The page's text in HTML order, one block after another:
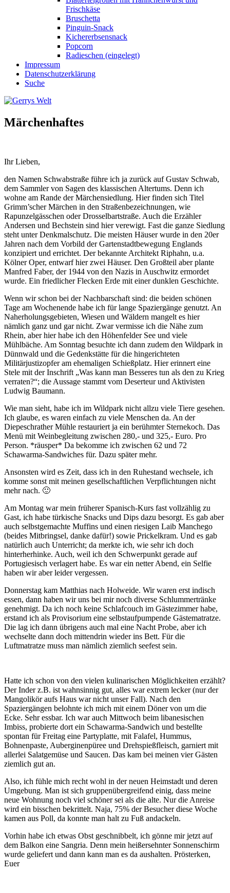
Frischkäse
Bruschetta
Pinguin-Snack
Kichererbsensnack
Popcorn
Radieschen (eingelegt)
Impressum
Datenschutzerklärung
Suche
Märchenhaftes
Ihr Lieben,
den Namen Schwabstraße führe ich ja zurück auf Gustav Schwab,
dem Sammler von Sagen des klassischen Altertums. Denn ich
wohne am Rande der Märchensiedlung. Hier finden sich Titel
Grimm’scher Märchen in den Straßenbezeichnungen, wie
Rapunzelgässchen oder Drosselbartstraße. Auch die Erzähler
Andersen und Bechstein sind hier verewigt. Fast die ganze Siedlung
steht unter Denkmalschutz. Die meisten Häuser wurde in den 20er
Jahren nach dem Vorbild der Gartenstadtbewegung Englands
konzipiert und errichtet. Der bekannte Architekt Riphahn, u.a.
Kölner Oper, entwarf hier zwei Häuser. Den Großteil aber plante
Manfred Faber, der 1944 von den Nazis in Auschwitz ermordet
wurde. Ein friedlicher Flecken Erde mit einer dunklen Geschichte.
Wenn wir schon bei der Nachbarschaft sind: die beiden schönen
Tage am Wochenende habe ich für lange Spaziergänge genutzt. An
Naherholungsgebieten, Wiesen und Wäldern mangelt es hier
nämlich ganz und gar nicht. Zwar vermisse ich die Nähe zum
Rhein, aber hier habe ich den Höhenfelder See und viele
Mühlbäche. Am Sonntag besuchte ich dann zudem den Wildpark in
Dünnwald und die Gedenkstätte für die hingerichteten
Militärjustizopfer am ehemaligen Schießplatz. Hier erinnert eine
Stele mit der Inschrift „Was kann man Besseres tun als den zu Krieg
verraten?“; die Aussage stammt vom Deserteur und Aktivisten
Ludwig Baumann.
Wie man sieht, habe ich im Wildpark nicht allzu viele Tiere gesehen.
Ich glaube, es waren einfach zu viele Menschen da. An der
Diepeschrather Mühle restauriert ja ein berühmter Sternekoch. Das
Menü mit Weinbegleitung zwischen 280,- und 325,- Euro. Pro
Person. *räusper* Da bekomme ich zwischen 62 und 72
Schawarma-Sandwiches für. Dazu später mehr.
Ansonsten wird es Zeit, dass ich in den Ruhestand wechsele, ich
komme sonst mit meinen gesellschaftlichen Verpflichtungen nicht
mehr nach. 🙂
Am Montag war mein früherer Spanisch-Kurs fast vollzählig zu
Gast, ich habe türkische Snacks und Dips dazu besorgt. Es gab aber
auch selbstgemachte Muffins und einen riesigen Laib Manchego
(beides Mitbringsel, danke dafür!) sowie Prickelkram. Und es gab
natürlich auch Unterricht; da merkte ich, wie sehr ich doch
hinterherhinke. Auch, weil ich den Schwerpunkt gerade auf
Portugiesisch verlagert habe. Es war ein netter Abend, ein Selfie
haben wir aber leider vergessen.
Donnerstag kam Matthias nach Holweide. Wir waren erst indisch
essen, dann haben wir uns bei mir noch diverse Schlummertränke
genehmigt. Da ich noch keine Schlafcouch im Gästezimmer habe,
erstand ich als Provisorium eine selbstaufpumpende Gästematratze.
Die lag ich dann übrigens auch mal eine Nacht Probe, aber ich
wechselte dann doch mittendrin wieder ins Bett. Für die
Luftmatratze muss man nämlich ziemlich seefest sein.
Hatte ich schon von den vielen kulinarischen Möglichkeiten erzählt?
Der Inder z.B. ist wahnsinnig gut, alles war extrem lecker (nur der
Mangolikör aufs Haus war nicht unser Fall). Nach den
Spaziergängen belohnte ich mich mit einem Döner von um die
Ecke. Sehr essbar. Ich war auch Mittwoch beim libanesischen
Imbiss, probierte dort ein Schawarma-Sandwich und bestellte
spontan für Freitag eine Partyplatte, mit Falafel, Hummus,
Bohnenpaste, Auberginenpüree und Drehspießfleisch, garniert mit
allerlei Salatgemüse und Saucen. Das kam bei meinen vier Gästen
ziemlich gut an.
Also, ich fühle mich recht wohl in der neuen Heimstadt und deren
Umgebung. Man ist sich gruppenübergreifend einig, dass meine
neue Wohnung noch viel schöner sei als die alte. Nur die Anreise
wird ein bisschen bekrittelt. Naja, 75% der Besucher diese Woche
kamen aus Poll, da konnte man halt zu Fuß andackeln.
Vorhin habe ich etwas Obst geschnibbelt, ich gönne mir jetzt auf
dem Balkon eine Sangria. Denn mein heißersehnter Sonnenschirm
wurde geliefert und dann kann man es da aushalten. Prösterken,
Euer